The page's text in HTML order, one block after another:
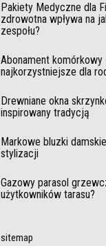
Pakiety Medyczne dla
zdrowotna wpływa na
zespołu?
Abonament
najkorzystniejsze dla
Drewniane okna
inspirowany tradycją
Markowe bluzki
stylizacji
Gazowy parasol
użytkowników tarasu?
sitemap